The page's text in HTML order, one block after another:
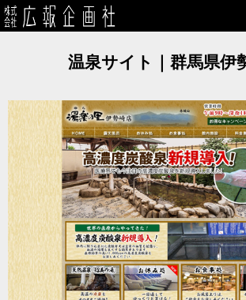
温泉サイト｜群馬県伊